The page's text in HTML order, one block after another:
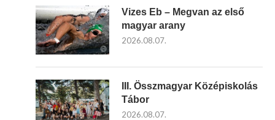
Vizes Eb – Megvan az első
magyar arany
2026.08.07.
III. Összmagyar Középiskolás
Tábor
2026.08.07.